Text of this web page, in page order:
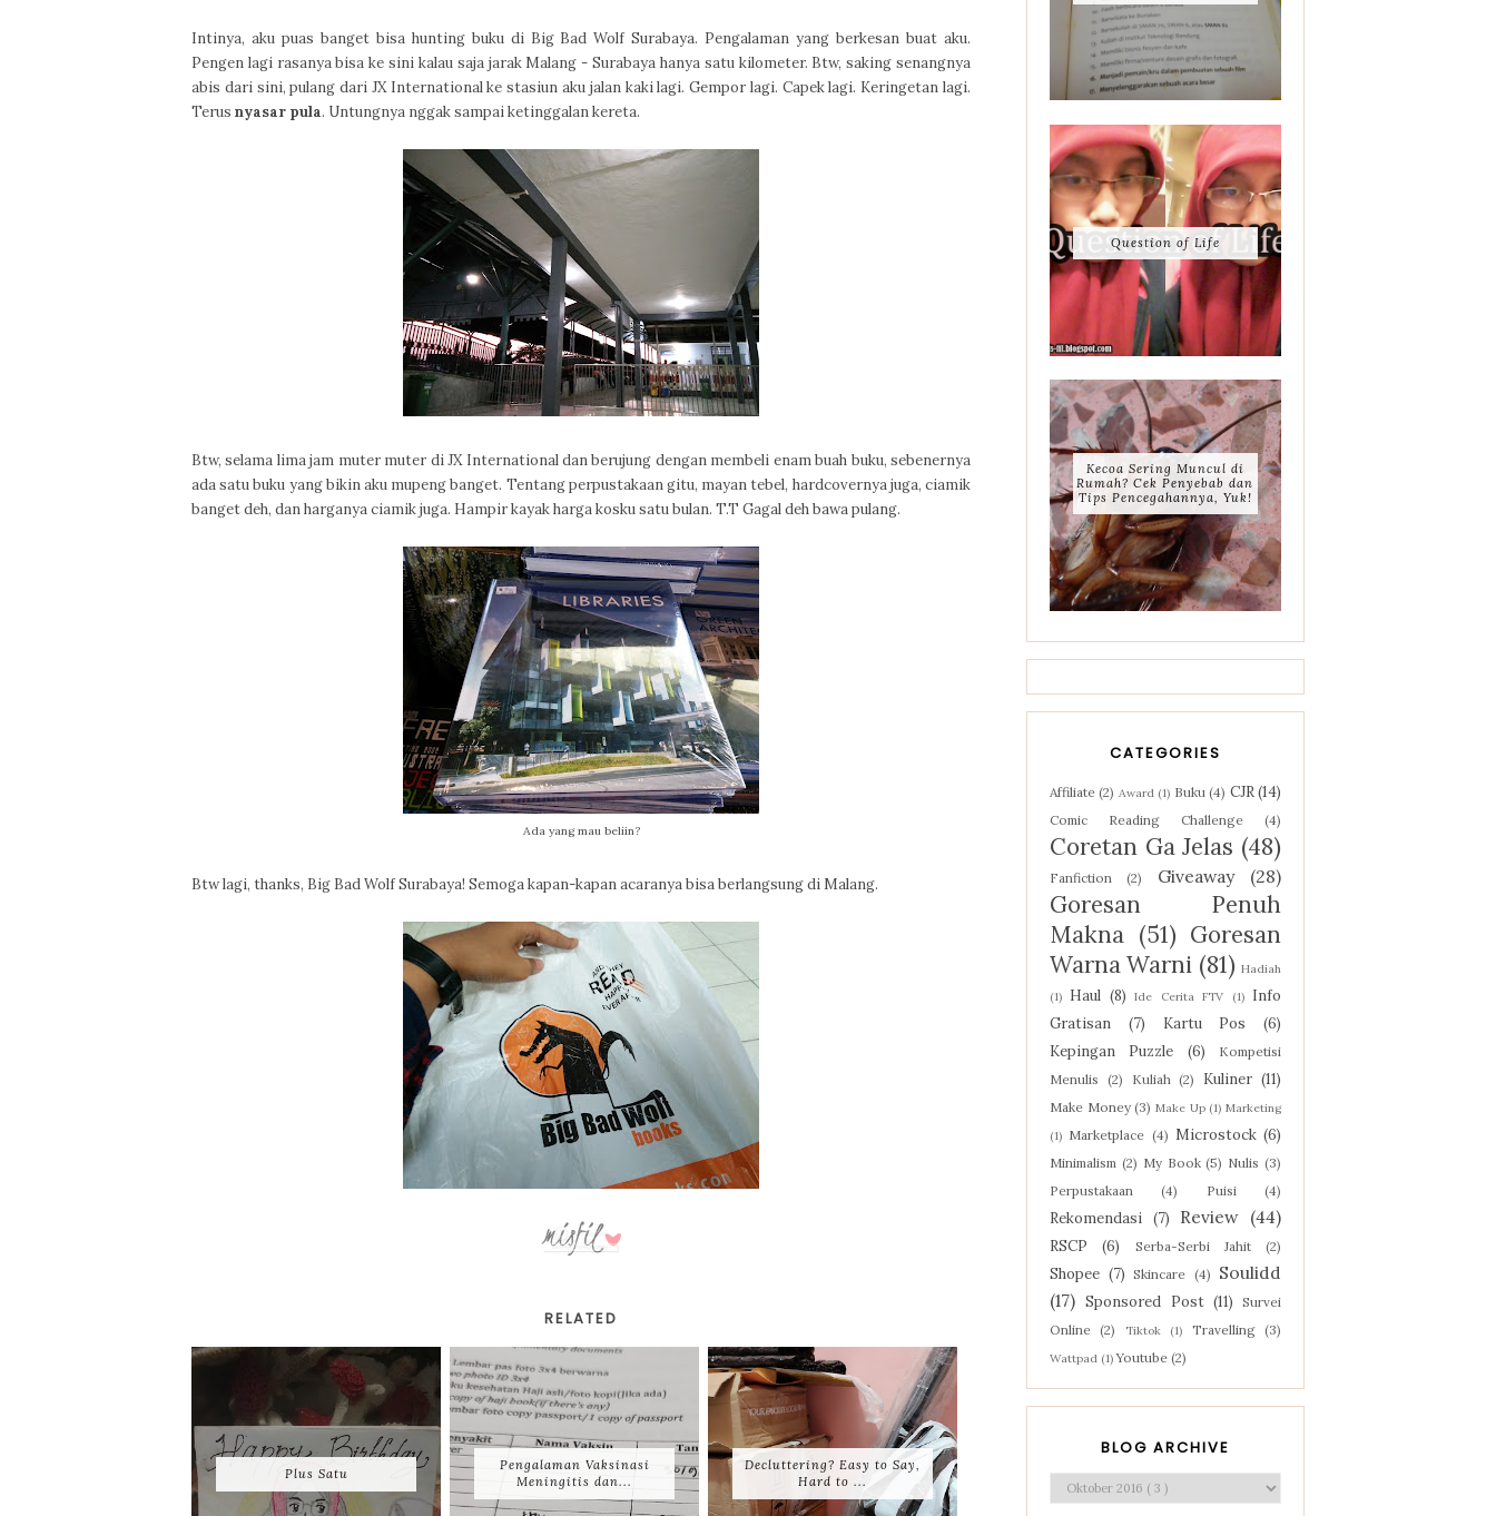
Intinya, aku puas banget bisa hunting buku di Big Bad Wolf Surabaya. Pengalaman yang berkesan buat aku.
Pengen lagi rasanya bisa ke sini kalau saja jarak Malang - Surabaya hanya satu kilometer. Btw, saking senangnya
abis dari sini, pulang dari JX International ke stasiun aku jalan kaki lagi. Gempor lagi. Capek lagi. Keringetan lagi.
Terus nyasar pula. Untungnya nggak sampai ketinggalan kereta.
Btw, selama lima jam muter muter di JX International dan berujung dengan membeli enam buah buku, sebenernya
ada satu buku yang bikin aku mupeng banget. Tentang perpustakaan gitu, mayan tebel, hardcovernya juga, ciamik
banget deh, dan harganya ciamik juga. Hampir kayak harga kosku satu bulan. T.T Gagal deh bawa pulang.
Ada yang mau beliin?
Btw lagi, thanks, Big Bad Wolf Surabaya! Semoga kapan-kapan acaranya bisa berlangsung di Malang.
RELATED
Plus Satu
Pengalaman Vaksinasi
Meningitis dan...
Decluttering? Easy to Say,
Hard to ...
Question of Life
Kecoa Sering Muncul di
Rumah? Cek Penyebab dan
Tips Pencegahannya, Yuk!
CATEGORIES
Affiliate (2) Award (1) Buku (4) CJR (14)
Comic Reading Challenge (4)
Coretan Ga Jelas (48)
Fanfiction (2) Giveaway (28)
Goresan Penuh
Makna (51) Goresan
Warna Warni (81) Hadiah
(1)
Haul (8) Ide Cerita FTV (1)
Info
Gratisan
(7) Kartu Pos
(6)
Kepingan Puzzle
(6)
Kompetisi
Menulis (2) Kuliah (2) Kuliner (11)
Make Money (3) Make Up (1) Marketing
(1) Marketplace (4) Microstock (6)
Minimalism (2) My Book (5) Nulis (3)
Perpustakaan
(4) Puisi (4)
Rekomendasi (7) Review (44)
RSCP (6) Serba-Serbi Jahit (2)
Shopee (7) Skincare (4) Soulidd
(17) Sponsored Post (11) Survei
Online (2) Tiktok (1) Travelling (3)
Wattpad (1) Youtube (2)
BLOG ARCHIVE